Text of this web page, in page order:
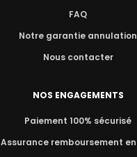
FAQ
Notre garantie annulation
Nous contacter
NOS ENGAGEMENTS
Paiement 100% sécurisé
Assurance remboursement